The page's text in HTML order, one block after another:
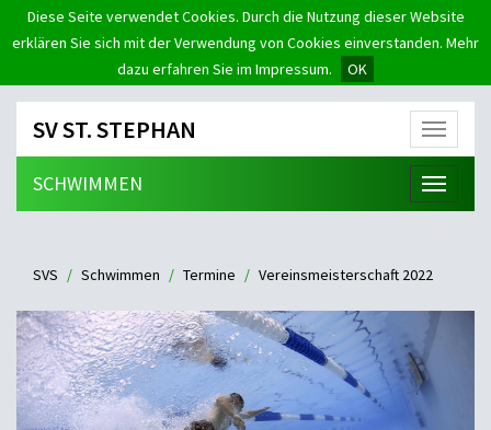
Diese Seite verwendet Cookies. Durch die Nutzung dieser Website
erklären Sie sich mit der Verwendung von Cookies einverstanden. Mehr
dazu erfahren Sie im Impressum.
OK
Menü
SV ST. STEPHAN
Menü
SCHWIMMEN
SVS Schwimmen Termine Vereinsmeisterschaft 2022